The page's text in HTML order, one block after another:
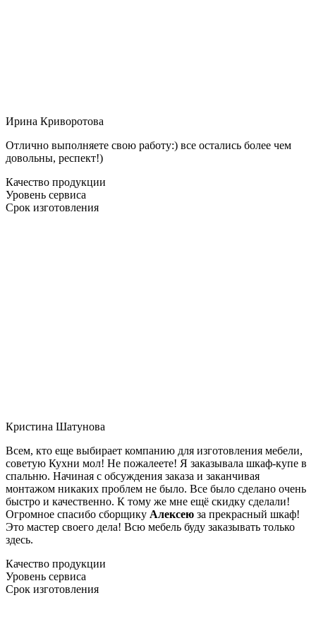
Ирина Криворотова
Отлично выполняете свою работу:) все остались более чем
довольны, респект!)
Качество продукции
Уровень сервиса
Срок изготовления
Кристина Шатунова
Всем, кто еще выбирает компанию для изготовления мебели,
советую Кухни мол! Не пожалеете! Я заказывала шкаф-купе в
спальню. Начиная с обсуждения заказа и заканчивая
монтажом никаких проблем не было. Все было сделано очень
быстро и качественно. К тому же мне ещё скидку сделали!
Огромное спасибо сборщику Алексею за прекрасный шкаф!
Это мастер своего дела! Всю мебель буду заказывать только
здесь.
Качество продукции
Уровень сервиса
Срок изготовления